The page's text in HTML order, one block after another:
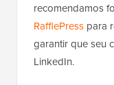
recomendamos
RafflePress para
garantir que seu
LinkedIn.